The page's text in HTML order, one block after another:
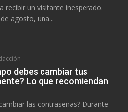
recibir un visitante inesperado.
agosto, una...
debes cambiar tus
Lo que recomiendan
las contraseñas? Durante